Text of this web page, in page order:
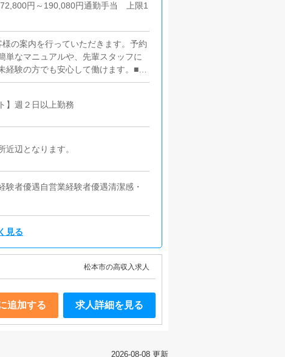
円～190,080円通勤手当 上限1
の案内を行っていただきます。予約
単なマニュアルや、先輩スタッフに
験の方でも安心して働けます。■キ
ようにインターネットを使ったPR
す。キャストの出勤情報やイベン
管理・補充を行っていただきま
】週２日以上勤務
辺となります。
者優遇自営業経験者優遇清潔感・
見る
松本市の高収入求人
追加する 求人詳細を見る
2026-08-08 更新